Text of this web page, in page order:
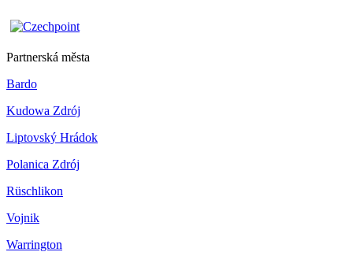
Partnerská města
Bardo
Kudowa Zdrój
Liptovský Hrádok
Polanica Zdrój
Rüschlikon
Vojnik
Warrington